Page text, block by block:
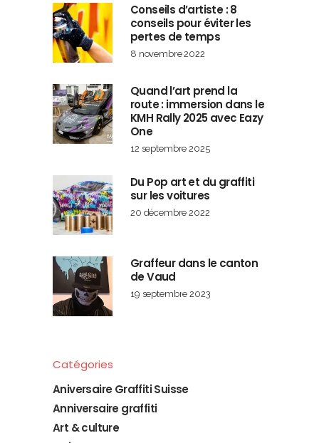
Conseils d’artiste : 8
conseils pour éviter les
pertes de temps
8 novembre 2022
Quand l’art prend la
route : immersion dans le
KMH Rally 2025 avec Eazy
One
12 septembre 2025
Du Pop art et du graffiti
sur les voitures
20 décembre 2022
Graffeur dans le canton
de Vaud
19 septembre 2023
Catégories
Aniversaire Graffiti Suisse
Anniversaire graffiti
Art & culture